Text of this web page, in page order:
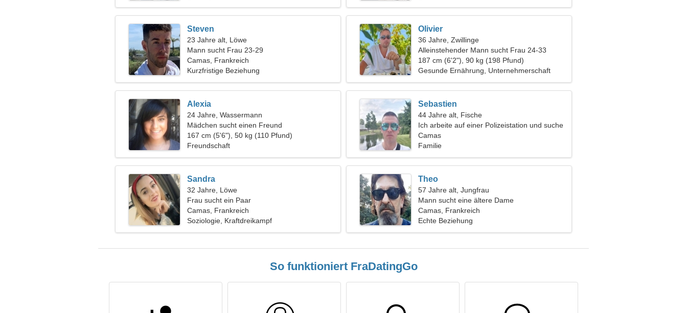
Steven
23 Jahre alt, Löwe
Mann sucht Frau 23-29
Camas, Frankreich
Kurzfristige Beziehung
Olivier
36 Jahre, Zwillinge
Alleinstehender Mann sucht Frau 24-33
187 cm (6'2"), 90 kg (198 Pfund)
Gesunde Ernährung, Unternehmerschaft
Alexia
24 Jahre, Wassermann
Mädchen sucht einen Freund
167 cm (5'6"), 50 kg (110 Pfund)
Freundschaft
Sebastien
44 Jahre alt, Fische
Ich arbeite auf einer Polizeistation und suche
eine schöne Frau
Camas
Familie
Sandra
32 Jahre, Löwe
Frau sucht ein Paar
Camas, Frankreich
Soziologie, Kraftdreikampf
Theo
57 Jahre alt, Jungfrau
Mann sucht eine ältere Dame
Camas, Frankreich
Echte Beziehung
So funktioniert FraDatingGo